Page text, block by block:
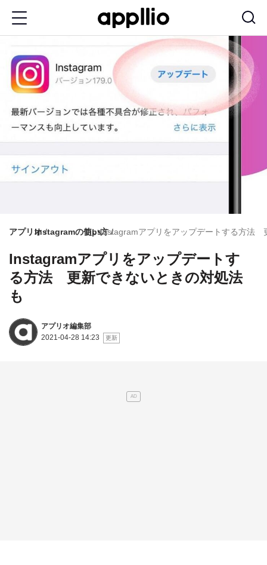
ツ
アプリオInstagramの使い方
TipsInstagramアプリをアップデートする方法
Instagramアプリをアップデートす
る方法 更新できないときの対処法
も
アプリオ編集部
2021-04-28 14:23